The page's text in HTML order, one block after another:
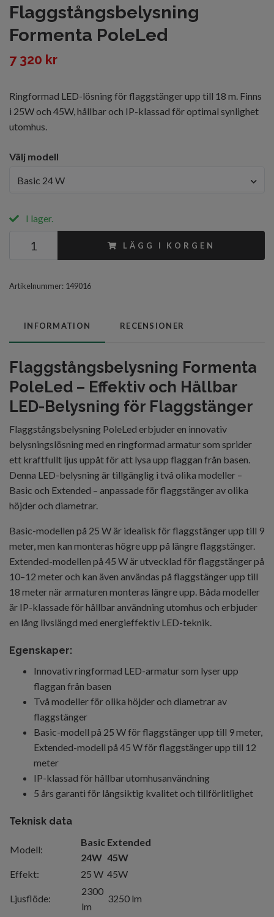
Flaggstångsbelysning
Formenta PoleLed
7 320 kr
Ringformad LED-lösning för flaggstänger upp till 18 m. Finns
i 25W och 45W, hållbar och IP-klassad för optimal synlighet
utomhus.
Välj modell
Basic 24 W
I lager.
LÄGG I KORGEN
Artikelnummer: 149016
INFORMATION RECENSIONER
Flaggstångsbelysning Formenta
PoleLed – Effektiv och Hållbar
LED-Belysning för Flaggstänger
Flaggstångsbelysning PoleLed erbjuder en innovativ
belysningslösning med en ringformad armatur som sprider
ett kraftfullt ljus uppåt för att lysa upp flaggan från basen.
Denna LED-belysning är tillgänglig i två olika modeller –
Basic och Extended – anpassade för flaggstänger av olika
höjder och diametrar.
Basic-modellen på 25 W är idealisk för flaggstänger upp till 9
meter, men kan monteras högre upp på längre flaggstänger.
Extended-modellen på 45 W är utvecklad för flaggstänger på
10–12 meter och kan även användas på flaggstänger upp till
18 meter när armaturen monteras längre upp. Båda modeller
är IP-klassade för hållbar användning utomhus och erbjuder
en lång livslängd med energieffektiv LED-teknik.
Egenskaper:
Innovativ ringformad LED-armatur som lyser upp
flaggan från basen
Två modeller för olika höjder och diametrar av
flaggstänger
Basic-modell på 25 W för flaggstänger upp till 9 meter,
Extended-modell på 45 W för flaggstänger upp till 12
meter
IP-klassad för hållbar utomhusanvändning
5 års garanti för långsiktig kvalitet och tillförlitlighet
Teknisk data
Modell:
Basic
24W
Extended
45W
Effekt:
25 W 45W
Ljusflöde:
2300
lm
3250 lm